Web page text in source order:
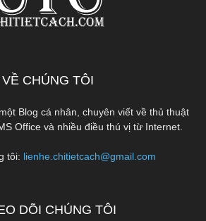
VỀ CHÚNG TÔI
Blog cá nhân, chuyên viết về thủ thuật
Office và nhiều điều thú vị từ Internet.
tôi: lienhe.chitietcach@gmail.com
DÕI CHÚNG TÔI